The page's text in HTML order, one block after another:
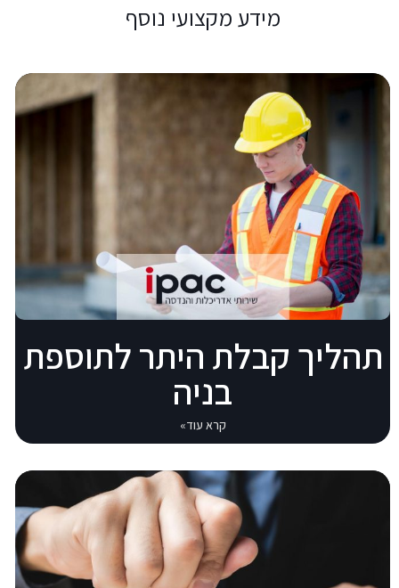
מידע מקצועי נוסף
תהליך קבלת היתר לתוספת
בניה
קרא עוד»